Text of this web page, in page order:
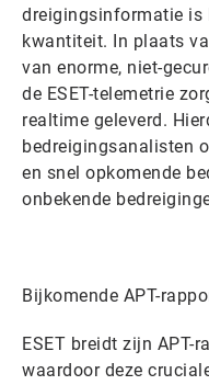
dreigingsinformatie is
kwantiteit. In plaats
van enorme, niet-
de ESET-telemetrie
realtime geleverd.
bedreigingsanalisten
en snel opkomende
onbekende
Bijkomende APT-
ESET breidt zijn APT-
waardoor deze